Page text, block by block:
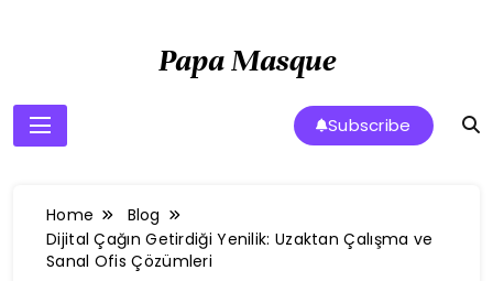
Papa Masque
Subscribe
Home
Blog
Dijital Çağın Getirdiği Yenilik: Uzaktan Çalışma ve
Sanal Ofis Çözümleri